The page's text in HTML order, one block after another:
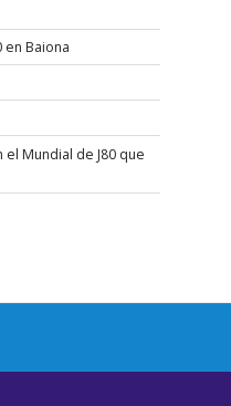
en Baiona
Mundial de J80 que